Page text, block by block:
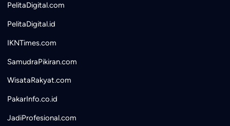
PelitaDigital.com
PelitaDigital.id
IKNTimes.com
SamudraPikiran.com
WisataRakyat.com
PakarInfo.co.id
JadiProfesional.com